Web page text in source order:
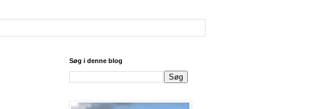
Søg i denne blog